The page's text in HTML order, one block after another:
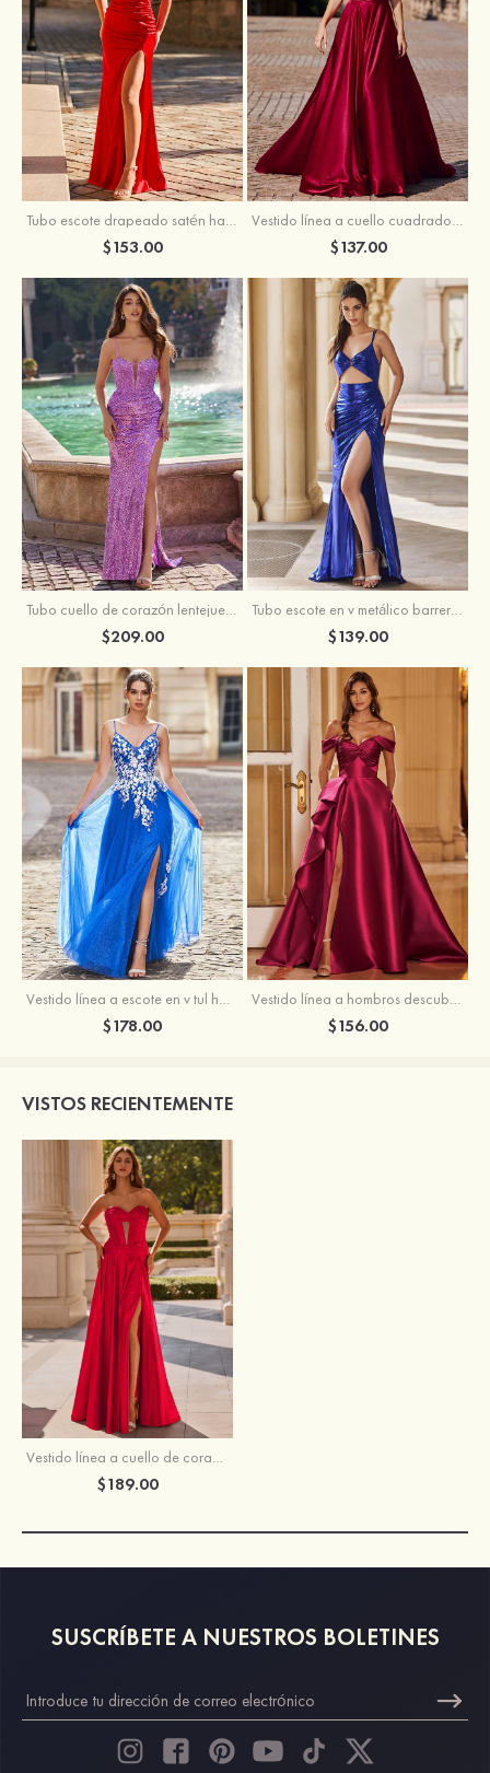
$153.00 $137.00
Tubo cuello de corazón lentejuelas barrer tren vestido de graduación
$209.00 $139.00
Vestido línea a escote en v tul hasta el suelo vestido de graduación
$178.00
Vestido línea a hombros descubiertos satén barrer tren vestido de graduación
$156.00
VISTOS RECIENTEMENTE
Vestido línea a cuello de corazón seda como el satén cola de barrido vestido de graduación
$189.00
SUSCRÍBETE A NUESTROS BOLETINES